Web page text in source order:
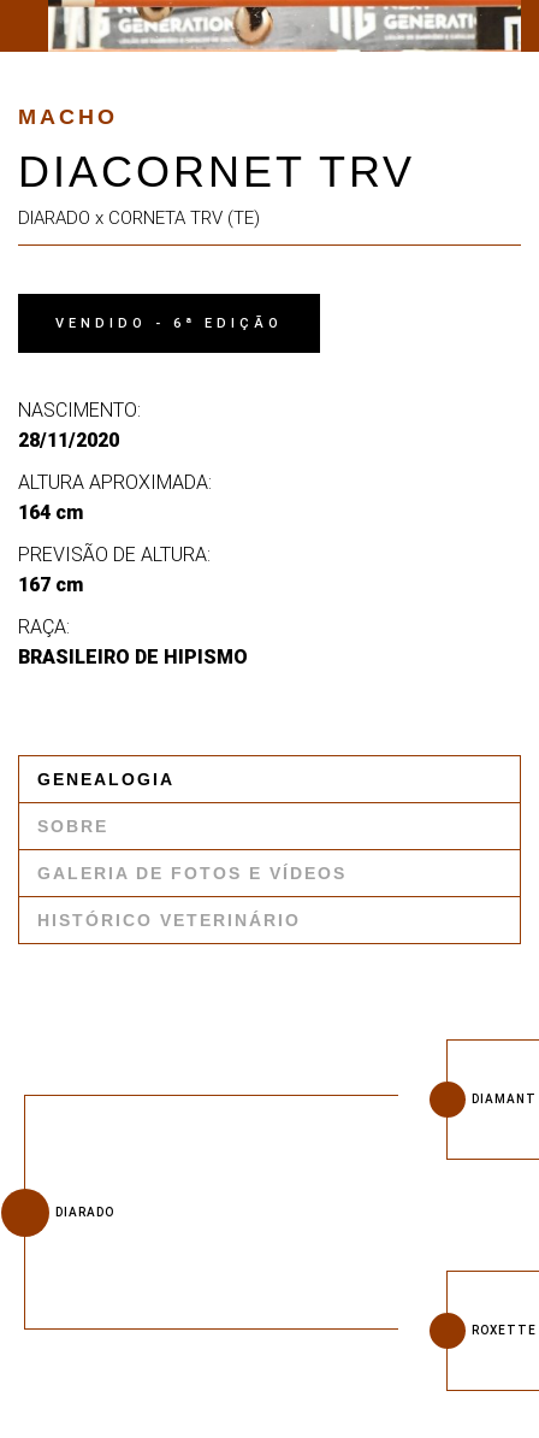
MACHO
DIACORNET TRV
DIARADO x CORNETA TRV (TE)
VENDIDO - 6ª EDIÇÃO
NASCIMENTO:
28/11/2020
ALTURA APROXIMADA:
164 cm
PREVISÃO DE ALTURA:
167 cm
RAÇA:
BRASILEIRO DE HIPISMO
GENEALOGIA
SOBRE
GALERIA DE FOTOS E VÍDEOS
HISTÓRICO VETERINÁRIO
DIARADO
DIAMANT
ROXETTE